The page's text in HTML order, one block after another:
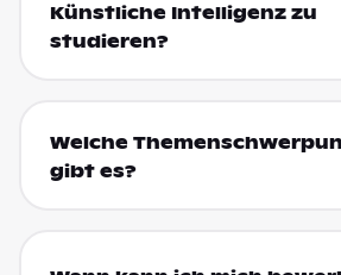
Künstliche Intelligenz zu
studieren?
Welche
gibt es?